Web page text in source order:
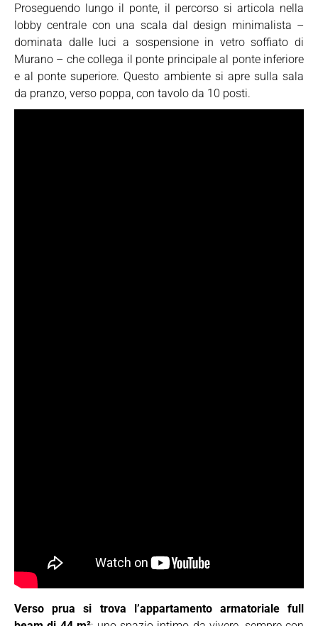
Proseguendo lungo il ponte, il percorso si articola nella
lobby centrale con una scala dal design minimalista –
dominata dalle luci a sospensione in vetro soffiato di
Murano – che collega il ponte principale al ponte inferiore
e al ponte superiore. Questo ambiente si apre sulla sala
da pranzo, verso poppa, con tavolo da 10 posti.
Verso prua si trova l’appartamento armatoriale full